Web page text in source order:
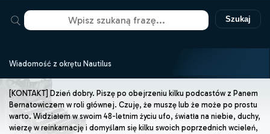
Szukaj
Wiadomość z okrętu Nautilus
[KONTAKT] Dzień dobry. Piszę po obejrzeniu kilku podcastów z Panem
Bernatowiczem w roli głównej. Czuję, że muszę lub że może po prostu
warto. Widziałem w swoim 48-letnim życiu ufo, światła na niebie, duchy,
wierzę w reinkarnację i domyślam się kilku swoich poprzednich wcieleń,